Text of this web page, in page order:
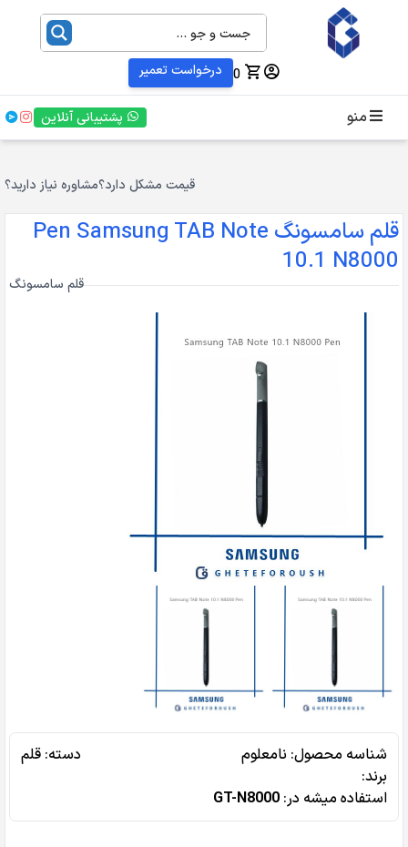
0 درخواست تعمیر
منو پشتیبانی آنلاین
قیمت مشکل دارد؟مشاوره نیاز دارید؟
قلم سامسونگ Pen Samsung TAB Note
10.1 N8000
قلم سامسونگ
شناسه محصول: نامعلوم دسته:قلم
برند:
استفاده میشه در‌: GT-N8000